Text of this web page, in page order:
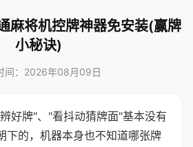
麻将机控牌神器免安装(赢牌
小秘诀)
间：2026年08月09日
好牌"、"看抖动猜牌面"基本没有
下的，机器本身也不知道哪张牌